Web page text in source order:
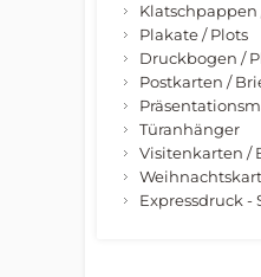
Klatschpappen
Plakate / Plots
Druckbogen /
Postkarten /
Türanhänger
Visitenkarten /
Expressdruck -